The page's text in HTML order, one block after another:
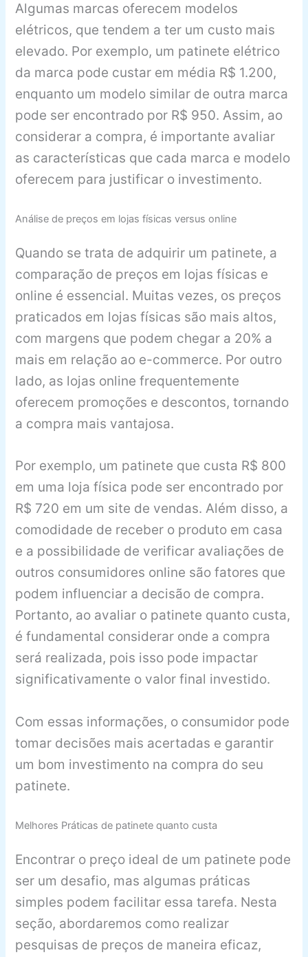
Algumas marcas oferecem modelos
elétricos, que tendem a ter um custo mais
elevado. Por exemplo, um patinete elétrico
da marca pode custar em média R$ 1.200,
enquanto um modelo similar de outra marca
pode ser encontrado por R$ 950. Assim, ao
considerar a compra, é importante avaliar
as características que cada marca e modelo
oferecem para justificar o investimento.
Análise de preços em lojas físicas versus online
Quando se trata de adquirir um patinete, a
comparação de preços em lojas físicas e
online é essencial. Muitas vezes, os preços
praticados em lojas físicas são mais altos,
com margens que podem chegar a 20% a
mais em relação ao e-commerce. Por outro
lado, as lojas online frequentemente
oferecem promoções e descontos, tornando
a compra mais vantajosa.
Por exemplo, um patinete que custa R$ 800
em uma loja física pode ser encontrado por
R$ 720 em um site de vendas. Além disso, a
comodidade de receber o produto em casa
e a possibilidade de verificar avaliações de
outros consumidores online são fatores que
podem influenciar a decisão de compra.
Portanto, ao avaliar o patinete quanto custa,
é fundamental considerar onde a compra
será realizada, pois isso pode impactar
significativamente o valor final investido.
Com essas informações, o consumidor pode
tomar decisões mais acertadas e garantir
um bom investimento na compra do seu
patinete.
Melhores Práticas de patinete quanto custa
Encontrar o preço ideal de um patinete pode
ser um desafio, mas algumas práticas
simples podem facilitar essa tarefa. Nesta
seção, abordaremos como realizar
pesquisas de preços de maneira eficaz,